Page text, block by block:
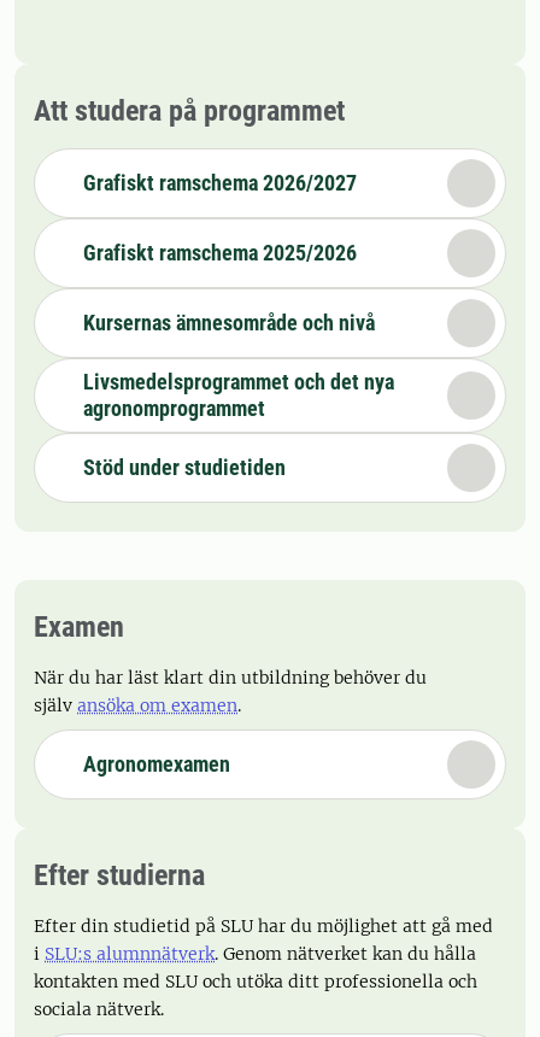
Att studera på programmet
Grafiskt ramschema 2026/2027
Grafiskt ramschema 2025/2026
Kursernas ämnesområde och nivå
Livsmedelsprogrammet och det nya
agronomprogrammet
Stöd under studietiden
Examen
När du har läst klart din utbildning behöver du
själv ansöka om examen.
Agronomexamen
Efter studierna
Efter din studietid på SLU har du möjlighet att gå med
i SLU:s alumnnätverk. Genom nätverket kan du hålla
kontakten med SLU och utöka ditt professionella och
sociala nätverk.